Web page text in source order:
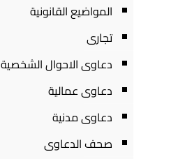
المواضيع القانونية
تجارى
دعاوى الاحوال الشخصية
دعاوى عمالية
دعاوى مدنية
صحف الدعاوى